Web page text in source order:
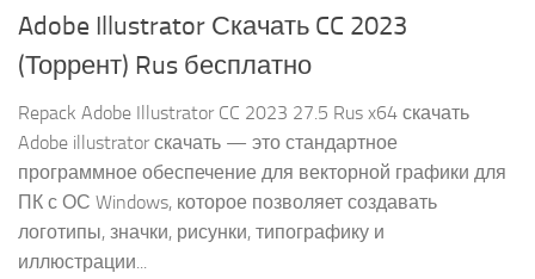
Adobe Illustrator Скачать CC 2023
(Торрент) Rus бесплатно
Repack Adobe Illustrator CC 2023 27.5 Rus x64 скачать
Adobe illustrator скачать — это стандартное
программное обеспечение для векторной графики для
ПК с ОС Windows, которое позволяет создавать
логотипы, значки, рисунки, типографику и
иллюстрации...